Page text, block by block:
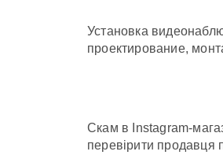
Установка
проектирование,
Скам в Instagram-
перевірити продавця